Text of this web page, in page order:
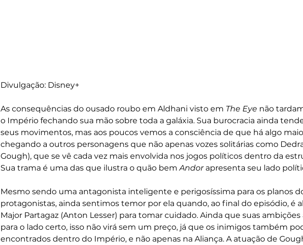
Divulgação: Disney+
As consequências do ousado roubo em Aldhani visto em The Eye não
o Império fechando sua mão sobre toda a galáxia. Sua burocracia ainda
seus movimentos, mas aos poucos vemos a consciência de que há algo
chegando a outros personagens que não apenas vozes solitárias como
Gough), que se vê cada vez mais envolvida nos jogos políticos dentro da
Sua trama é uma das que ilustra o quão bem Andor apresenta seu lado
Mesmo sendo uma antagonista inteligente e perigosíssima para os planos
protagonistas, ainda sentimos temor por ela quando, ao final do episódio, é
Major Partagaz (Anton Lesser) para tomar cuidado. Ainda que suas
para o lado certo, isso não virá sem um preço, já que os inimigos também
encontrados dentro do Império, e não apenas na Aliança. A atuação de